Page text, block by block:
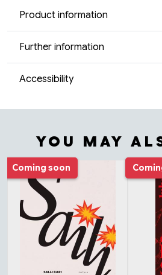
Product information
Further information
Accessibility
YOU MAY
Tuoteluettelon alku
Coming soon